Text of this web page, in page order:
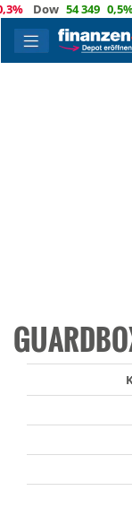
Dow 54 349 0,5%